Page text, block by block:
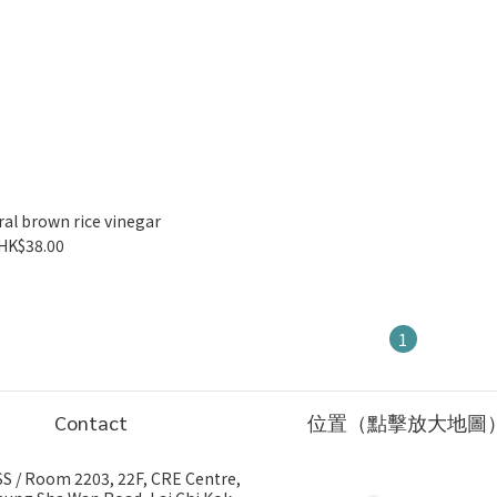
brown rice vinegar
1
Contact
/ Room 2203, 22F, CRE Centre,
位置（點擊放大地圖）